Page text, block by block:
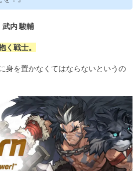
内 駿輔
く戦士。
身を置かなくてはならないというの